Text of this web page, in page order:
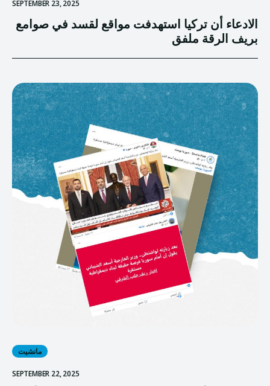
SEPTEMBER 23, 2025
الادعاء أن تركيا استهدفت مواقع لقسد في صوامع
بريف الرقة ملفق
مانشيت
SEPTEMBER 22, 2025